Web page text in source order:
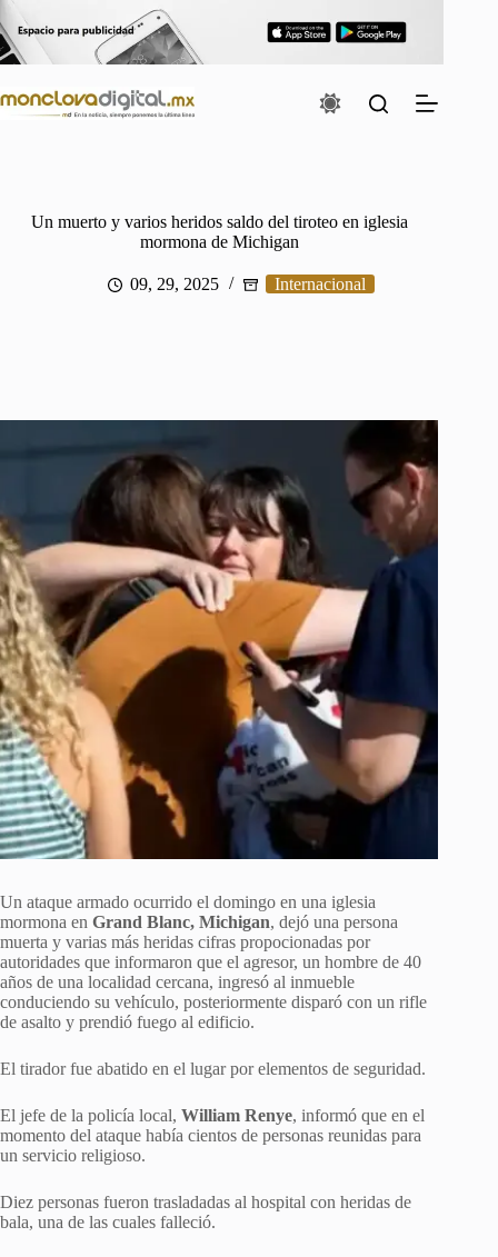
al
contenido
Un muerto y varios heridos saldo del tiroteo en iglesia
mormona de Michigan
09, 29, 2025 Internacional
Un ataque armado ocurrido el domingo en una iglesia
mormona en Grand Blanc, Michigan, dejó una persona
muerta y varias más heridas cifras propocionadas por
autoridades que informaron que el agresor, un hombre de 40
años de una localidad cercana, ingresó al inmueble
conduciendo su vehículo, posteriormente disparó con un rifle
de asalto y prendió fuego al edificio.
El tirador fue abatido en el lugar por elementos de seguridad.
El jefe de la policía local, William Renye, informó que en el
momento del ataque había cientos de personas reunidas para
un servicio religioso.
Diez personas fueron trasladadas al hospital con heridas de
bala, una de las cuales falleció.